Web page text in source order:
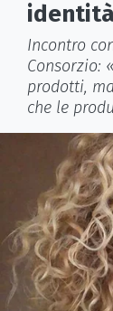
identità
Incontro
Consorzio:
prodotti,
che le